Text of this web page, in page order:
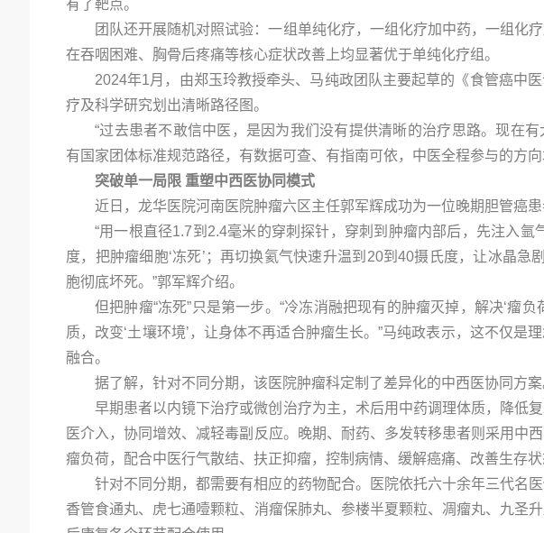
有了靶点。
团队还开展随机对照试验：一组单纯化疗，一组化疗加中药，一组化
在吞咽困难、胸骨后疼痛等核心症状改善上均显著优于单纯化疗组。
2024年1月，由郑玉玲教授牵头、马纯政团队主要起草的《食管癌中
疗及科学研究划出清晰路径图。
“过去患者不敢信中医，是因为我们没有提供清晰的治疗思路。现在
有国家团体标准规范路径，有数据可查、有指南可依，中医全程参与的方向
突破单一局限 重塑中西医协同模式
近日，龙华医院河南医院肿瘤六区主任郭军辉成功为一位晚期胆管癌
“用一根直径1.7到2.4毫米的穿刺探针，穿刺到肿瘤内部后，先注入
度，把肿瘤细胞‘冻死’；再切换氦气快速升温到20到40摄氏度，让冰晶急
胞彻底坏死。”郭军辉介绍。
但把肿瘤“冻死”只是第一步。“冷冻消融把现有的肿瘤灭掉，解决‘瘤
质，改变‘土壤环境’，让身体不再适合肿瘤生长。”马纯政表示，这不仅是
融合。
据了解，针对不同分期，该医院肿瘤科定制了差异化的中西医协同方案
早期患者以内镜下治疗或微创治疗为主，术后用中药调理体质，降低
医介入，协同增效、减轻毒副反应。晚期、耐药、多发转移患者则采用中
瘤负荷，配合中医行气散结、扶正抑瘤，控制病情、缓解癌痛、改善生存状
针对不同分期，都需要有相应的药物配合。医院依托六十余年三代名
香管食通丸、虎七通噎颗粒、消瘤保肺丸、参楼半夏颗粒、凋瘤丸、九圣